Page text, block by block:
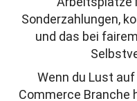
Sonderzahlungen,
und das bei
Wenn du Lust
Commerce Branche